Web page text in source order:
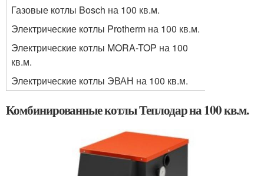
Газовые котлы Bosch на 100 кв.м.
Электрические котлы Protherm на 100 кв.м.
Электрические котлы MORA-TOP на 100
кв.м.
Электрические котлы ЭВАН на 100 кв.м.
Комбинированные котлы Теплодар на 100 кв.м.